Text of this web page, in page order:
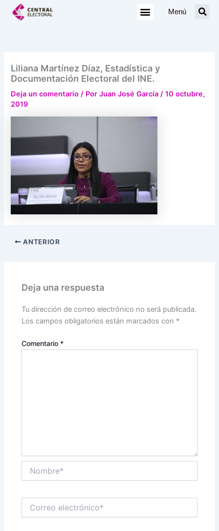
Menú
Liliana Martínez Díaz, Estadística y
Documentación Electoral del INE.
Deja un comentario / PorJuan José García/10 octubre,
2019
ANTERIOR
Deja una respuesta
Tu dirección de correo electrónico no será publicada.
Los campos obligatorios están marcados con *
Comentario *
electrónico*